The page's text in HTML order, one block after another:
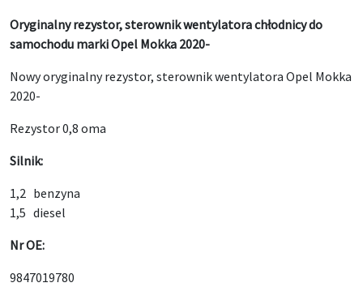
Oryginalny rezystor, sterownik wentylatora chłodnicy do
samochodu marki Opel Mokka 2020-
Nowy oryginalny rezystor, sterownik wentylatora Opel Mokka
2020-
Rezystor 0,8 oma
Silnik:
1,2 benzyna
1,5 diesel
Nr OE:
9847019780